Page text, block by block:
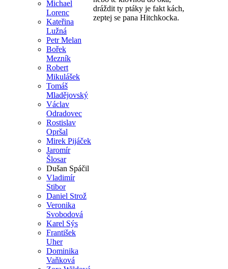
Michael
Lorenc
Kateřina
Lužná
Petr Melan
Bořek
Mezník
Robert
Mikulášek
Tomáš
Mladějovský
Václav
Odradovec
Rostislav
Opršal
Mirek Pijáček
Jaromír
Šlosar
Dušan Spáčil
Vladimír
Stibor
Daniel Strož
Veronika
Svobodová
Karel Sýs
František
Uher
Dominika
Vaňková
dráždit ty ptáky je fakt kách,
zeptej se pana Hitchkocka.